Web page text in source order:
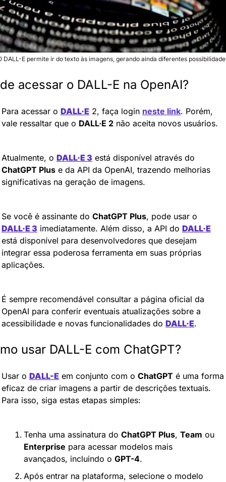
DALL-E permite ir do texto às imagens, gerando ainda diferentes
acessar o DALL-E na OpenAI?
Para acessar o DALL·E 2, faça login neste link. Porém,
vale ressaltar que o DALL·E 2 não aceita novos usuários.
Atualmente, o DALL·E 3
ChatGPT Plus e da API da OpenAI, trazendo melhorias
significativas na geração de imagens.
Se você é assinante do ChatGPT Plus
DALL·E 3 imediatamente. Além disso, a API do DALL·E
está disponível para desenvolvedores que desejam
integrar essa poderosa ferramenta em suas próprias
aplicações.
É sempre recomendável consultar a página oficial da
OpenAI para conferir eventuais atualizações sobre a
acessibilidade e novas funcionalidades do DALL·E.
usar DALL-E com ChatGPT?
Usar o DALL-E em conjunto com o ChatGPT é uma forma
eficaz de criar imagens a partir de descrições textuais.
Para isso, siga estas etapas simples:
Tenha uma assinatura do ChatGPT Plus, Team
Enterprise para acessar modelos mais
avançados, incluindo o GPT-4.